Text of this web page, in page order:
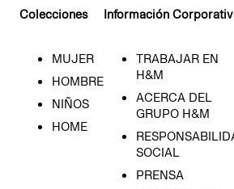
Colecciones
MUJER
HOMBRE
NIÑOS
HOME
Información
TRABAJAR EN
H&M
ACERCA DEL
GRUPO H&M
SOCIAL
PRENSA